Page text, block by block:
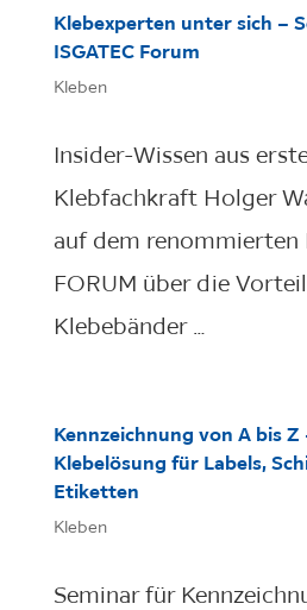
Klebexperten unter sich –
ISGATEC Forum
Kleben
Insider-Wissen aus
Klebfachkraft Holger
auf dem renommierten
FORUM über die
Klebebänder …
Kennzeichnung von A bis Z
Klebelösung für Labels,
Etiketten
Kleben
Seminar für